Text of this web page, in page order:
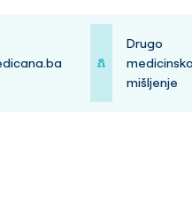
Drugo
mišljenje